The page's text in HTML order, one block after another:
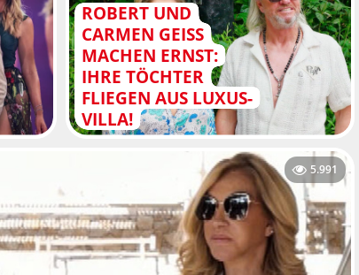
ROBERT UND
CARMEN GEISS
MACHEN ERNST:
IHRE TÖCHTER
FLIEGEN AUS LUXUS-
VILLA!
5.991